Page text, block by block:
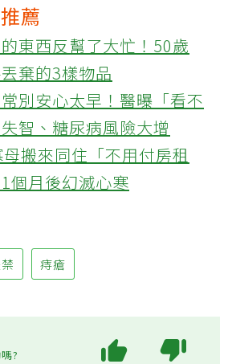
薦
東西反幫了大忙！50歲
棄的3樣物品
別安心太早！醫曝「看不
智、糖尿病風險大增
搬來同住「不用付房租
個月後幻滅心寒
痔瘡
?